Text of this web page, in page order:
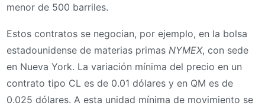
menor de 500 barriles.
Estos contratos se negocian, por ejemplo, en la bolsa
estadounidense de materias primas NYMEX, con sede
en Nueva York. La variación mínima del precio en un
contrato tipo CL es de 0.01 dólares y en QM es de
0.025 dólares. A esta unidad mínima de movimiento se